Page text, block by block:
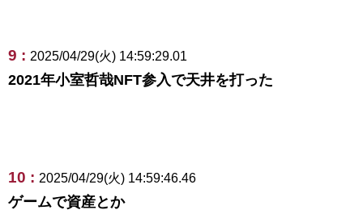
9 : 2025/04/29(火) 14:59:29.01
2021年小室哲哉NFT参入で天井を打った
10 : 2025/04/29(火) 14:59:46.46
ゲームで資産とか